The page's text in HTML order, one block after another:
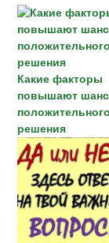
Какие факторы
повышают шанс
положительного
решения